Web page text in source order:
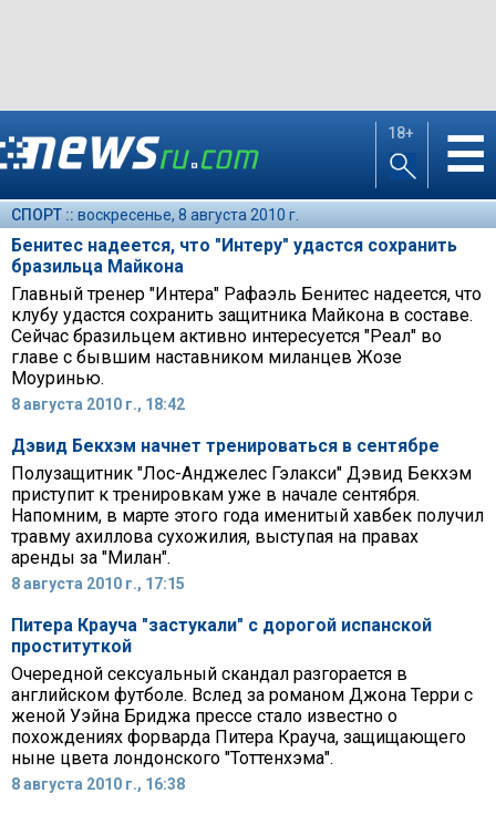
18+ ☰
СПОРТ :: воскресенье, 8 августа 2010 г.
Бенитес надеется, что "Интеру" удастся сохранить
бразильца Майкона
Главный тренер "Интера" Рафаэль Бенитес надеется, что
клубу удастся сохранить защитника Майкона в составе.
Сейчас бразильцем активно интересуется "Реал" во
главе с бывшим наставником миланцев Жозе
Моуринью.
8 августа 2010 г., 18:42
Дэвид Бекхэм начнет тренироваться в сентябре
Полузащитник "Лос-Анджелес Гэлакси" Дэвид Бекхэм
приступит к тренировкам уже в начале сентября.
Напомним, в марте этого года именитый хавбек получил
травму ахиллова сухожилия, выступая на правах
аренды за "Милан".
8 августа 2010 г., 17:15
Питера Крауча "застукали" с дорогой испанской
проституткой
Очередной сексуальный скандал разгорается в
английском футболе. Вслед за романом Джона Терри с
женой Уэйна Бриджа прессе стало известно о
похождениях форварда Питера Крауча, защищающего
ныне цвета лондонского "Тоттенхэма".
8 августа 2010 г., 16:38